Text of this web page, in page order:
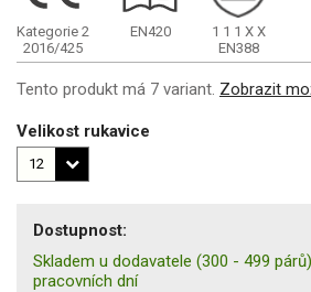
Kategorie 2
2016/425
EN420 1 1 1 X X
EN388
Tento produkt má 7 variant. Zobrazit
Velikost rukavice
Dostupnost:
Skladem u dodavatele (300 - 499 párů)
pracovních dní